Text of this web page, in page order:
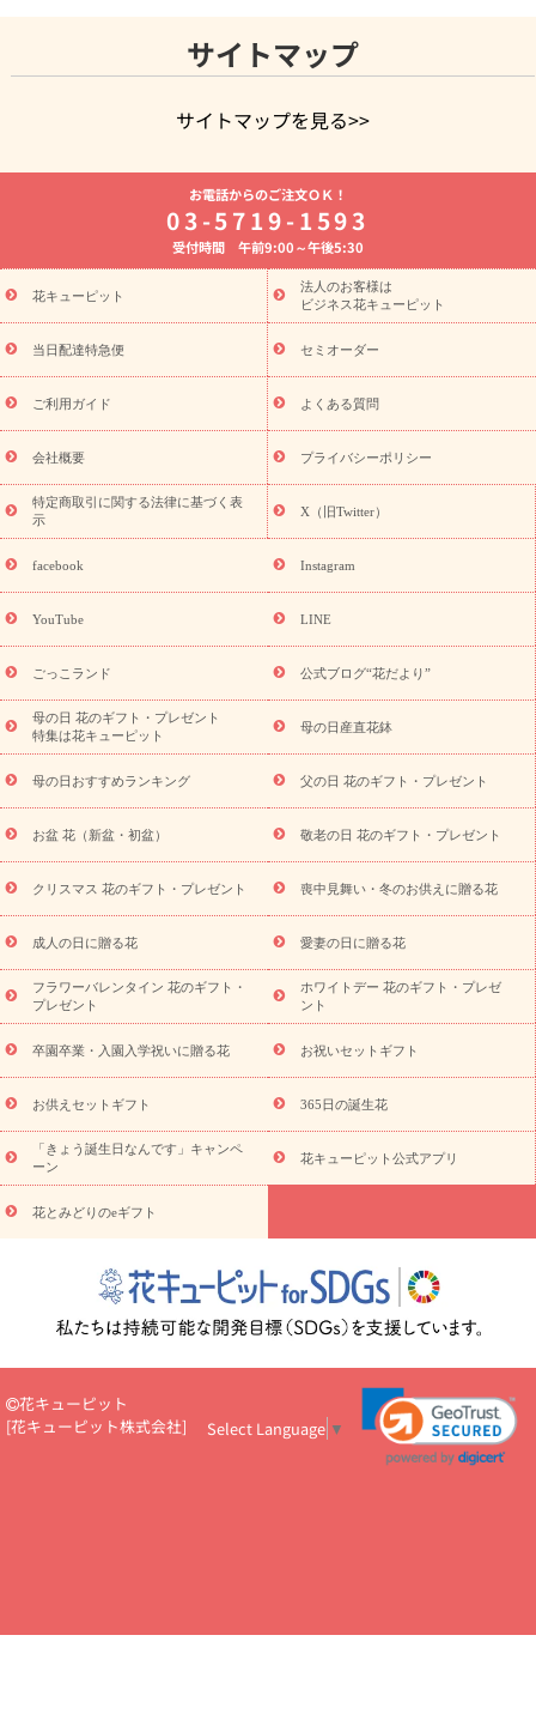
サイトマップ
サイトマップを見る>>
よく贈られる花
お祝いの花特集
誕生日フラワーギフト特集
8月の誕生花(トルコキキョウ)
開店・開業祝い
お供え・お悔やみ お供え・お悔やみの花
通夜・葬儀に贈る花 胡蝶蘭・花鉢
ーブドフラワー
季節のイベント
ひまわり ギフト・プレゼント
特集
お盆 花（新盆・初盆） 季節のイベント
お盆 花（新
盆・初盆）
お盆 花（新盆・初盆）
お盆・お供え 花とセットギ
フト
お盆・お供え プリザーブドフラワー
ひまわり ギフト・プ
レゼント特集
夏の花贈り・お中元・暑中見舞い 花のギフト特集
敬老の日におくる花ギフト・プレゼント特集
花ギフト・プレゼント特集
敬老の日 花のおすすめランキング
敬
老の日 花鉢植えのギフト・プレゼント特集
敬老の日 花とセットギ
フト・プレゼント特集
敬老の日の花 全てのギフト一覧
キャン
ペーン
映画『ウォーターガーディアンズ』コラボキャンペーン
「きょう誕生日なんです」キャンペーン
誕生日の花を探す
誕生日フラワーギフト 誕生日フラワーギフト特集
9月の誕生花(リンドウ)
ら探す
お祝いの花特集 当日配達特急便 お祝い商品一覧
念日
結婚祝い 出産祝い 退院祝い・快気祝い
寿祝い
プチギフト ペットのお祝いフラワー
供え・お悔やみ商品一覧
お供え・お悔やみの花
四十九日法要以
降に贈る花
通夜・葬儀に贈る花
お供え お花とセットギフト
お供え プリザーブドフラワー
ペットのお供えフラワー
お盆（新
盆・初盆）
その他 お祝い返し お見舞い
お取り寄せギフト
ビジネス用
ご自宅用 観葉植物 ミディ胡蝶蘭
プリザーブ
ドフラワー
スタイルから探す アレンジメント 花束
スタ
ンド花
お祝い お供え・お悔やみ 胡蝶蘭 胡蝶蘭・花鉢
ディ胡蝶蘭・お祝い
ミディ胡蝶蘭・お供え
世界初の青色胡蝶蘭
観葉植物
観葉植物 産直多肉植物
プリザーブドフラワー
お祝い
お供え・お悔やみ 花とセットギフト
セミオーダー
プチギフト（hanamore -ハナモア-）
花とみどりのeギフト
キューピットのeGfit
カラー ピンク イエローオレンジ
レッ
ド
お花の種類 トルコキキョウ
お祝い お祝い・3000円～ お祝い・4000円～
お祝い・
5000円～
お祝い・7000円～ お祝い・ 10000円～
お供え・お
悔やみ
円～
お供え・お悔やみ・
読み物
いのマナー
定年退職祝いのマナー
お祝いを贈るときのマナー・
花キューピットのお祝いコラム一覧
誕生日のお花を「色
彩心理学」で選ぶ方法
結婚祝いの予算相場
出産祝いお役立ち情
ール
新築引っ越し祝いコラム お祝い花のマナー総まとめ
職
場上司や先輩へ贈るお祝い花の正解は？
開店祝いの花 選び方ガイ
あり)
花キューピット×専門家
CO2排出量削減 / SDGsを考える
お電話からのご注文ＯＫ！
03-5719-1593
受付時間 午前9:00～午後5:30
花キューピット
法人のお客様は
ビジネス花キューピット
当日配達特急便 セミオーダー
ご利用ガイド よくある質問
会社概要 プライバシーポリシー
特定商取引に関する法律に基づく表
示
X（旧Twitter）
facebook Instagram
YouTube LINE
ごっこランド 公式ブログ“花だより”
母の日 花のギフト・プレゼント
特集は花キューピット
母の日産直花鉢
母の日おすすめランキング 父の日 花のギフト・プレゼント
お盆 花（新盆・初盆） 敬老の日 花のギフト・プレゼント
クリスマス 花のギフト・プレゼント 喪中見舞い・冬のお供えに贈る花
成人の日に贈る花 愛妻の日に贈る花
フラワーバレンタイン 花のギフト・
プレゼント
ホワイトデー 花のギフト・プレゼ
ント
卒園卒業・入園入学祝いに贈る花 お祝いセットギフト
お供えセットギフト 365日の誕生花
「きょう誕生日なんです」キャンペ
ーン
花キューピット公式アプリ
花とみどりのeギフト
花キューピット
[花キューピット株式会社] Select Language ▼